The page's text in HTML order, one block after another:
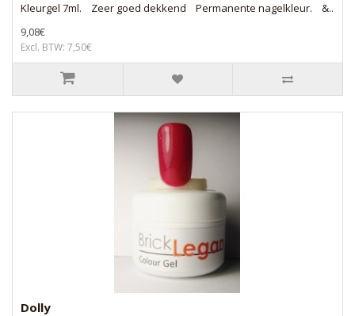
Kleurgel 7ml. Zeer goed dekkend Permanente nagelkleur. &..
9,08€
Excl. BTW: 7,50€
Dolly